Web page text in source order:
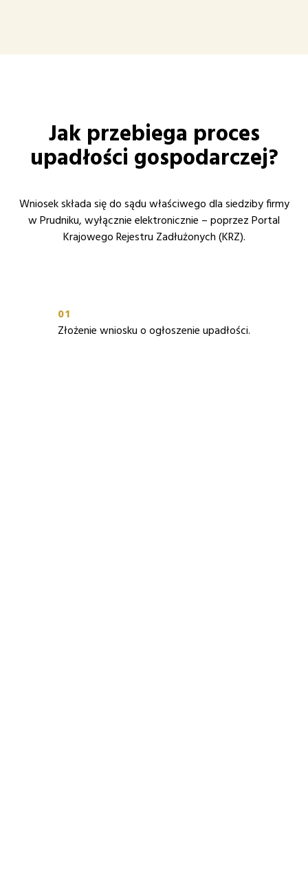
Jak przebiega proces
upadłości gospodarczej?
Wniosek składa się do sądu właściwego dla siedziby firmy
w Prudniku, wyłącznie elektronicznie – poprzez Portal
Krajowego Rejestru Zadłużonych (KRZ).
01
Złożenie wniosku o ogłoszenie upadłości.